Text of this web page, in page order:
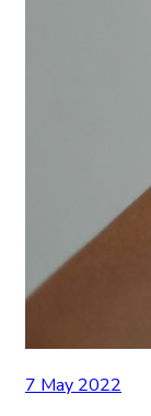
7 May 2022